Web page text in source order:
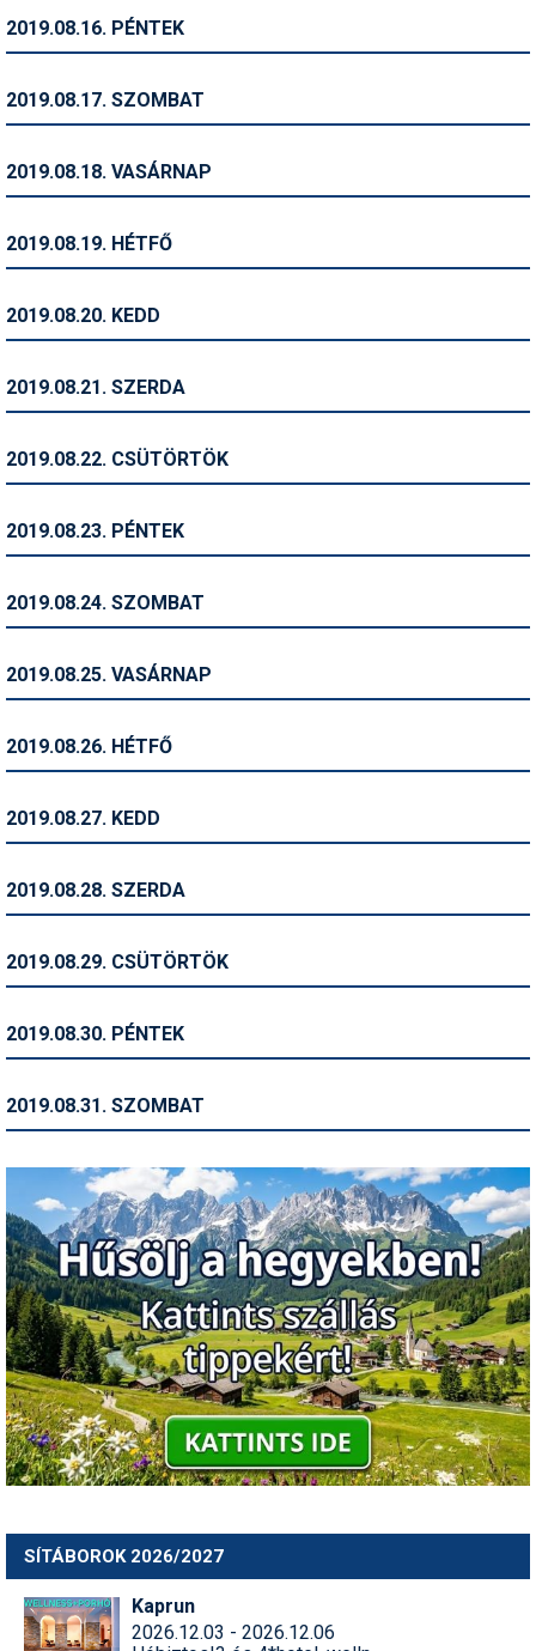
Síszerviz
Snowboard
Szakértők
Telemark
Történelem
Utazási tippek
2019.08.16. PÉNTEK
2019.08.17. SZOMBAT
2019.08.18. VASÁRNAP
2019.08.19. HÉTFŐ
2019.08.20. KEDD
2019.08.21. SZERDA
2019.08.22. CSÜTÖRTÖK
2019.08.23. PÉNTEK
2019.08.24. SZOMBAT
2019.08.25. VASÁRNAP
2019.08.26. HÉTFŐ
2019.08.27. KEDD
2019.08.28. SZERDA
2019.08.29. CSÜTÖRTÖK
2019.08.30. PÉNTEK
2019.08.31. SZOMBAT
SÍTÁBOROK 2026/2027
Kaprun
2026.12.03 - 2026.12.06